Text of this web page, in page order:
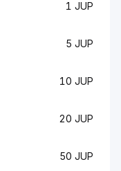
1 JUP
5 JUP
10 JUP
20 JUP
50 JUP